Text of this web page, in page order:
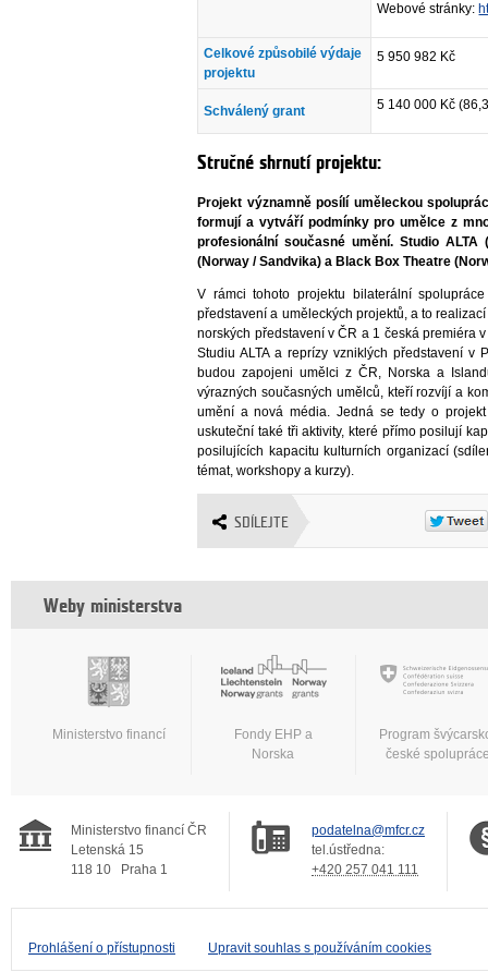
Webové stránky:
Celkové způsobilé výdaje
projektu
5 950 982 Kč
Schválený grant 5 140 000 Kč
Stručné shrnutí projektu:
Projekt významně posílí uměleckou
formují a vytváří podmínky pro umělce z
profesionální současné umění. Studio
(Norway / Sandvika) a Black Box Theatre
V rámci tohoto projektu bilaterální
představení a uměleckých projektů, a to
norských představení v ČR a 1 česká premiéra
Studiu ALTA a reprízy vzniklých představení v
budou zapojeni umělci z ČR, Norska a
výrazných současných umělců, kteří rozvíjí a
umění a nová média. Jedná se tedy o
uskuteční také tři aktivity, které přímo posilují
posilujících kapacitu kulturních organizací
témat, workshopy a kurzy).
SDÍLEJTE
Weby ministerstva
Ministerstvo financí
Fondy EHP a
Norska
Program
české
Ministerstvo financí ČR
Letenská 15
118 10
Praha 1
podatelna@mfcr.cz
tel.ústředna:
+420 257 041 111
Prohlášení o přístupnosti Upravit souhlas s používáním cookies